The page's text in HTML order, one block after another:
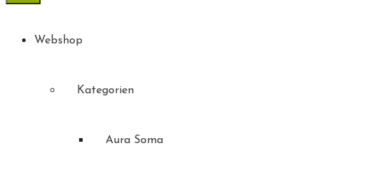
Webshop
Kategorien
Aura Soma